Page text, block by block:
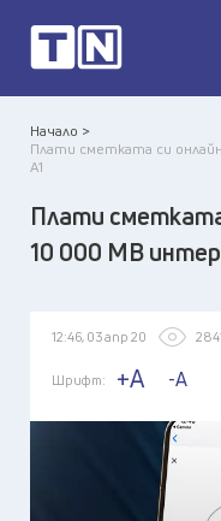
Начало >
Плати сметката си
А1
Плати
10 000 МВ
12:46, 03 апр 20
Шрифт: +A -A